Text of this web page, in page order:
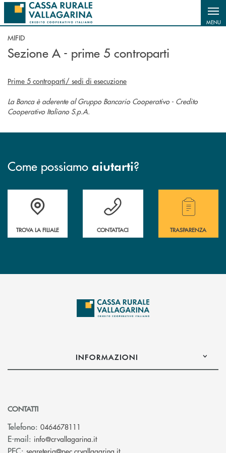
Salta al contenuto principale
MENU
MIFID
Sezione A - prime 5 controparti
Prime 5 controparti/ sedi di esecuzione
La Banca è aderente al Gruppo Bancario Cooperativo - Credito
Cooperativo Italiano S.p.A.
Come possiamo aiutarti?
Accedi all' elenco completo delle filiali .
TROVA LA FILIALE
Hai bisogno di assistenza immediata?
CONTATTACI
Hai bisogno di
TRASPARENZA
INFORMAZIONI
CONTATTI
Telefono: 0464678111
E-mail: info@crvallagarina.it(si apre l’app di posta elettronica)
segreteria@pec.crvallagarina.it(si apre l’app di posta